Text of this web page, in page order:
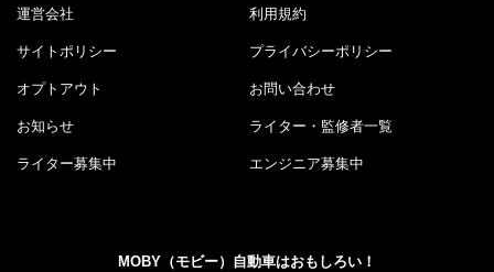
運営会社 利用規約
サイトポリシー プライバシーポリシー
オプトアウト お問い合わせ
お知らせ ライター・監修者一覧
ライター募集中 エンジニア募集中
MOBY（モビー）自動車はおもしろい！